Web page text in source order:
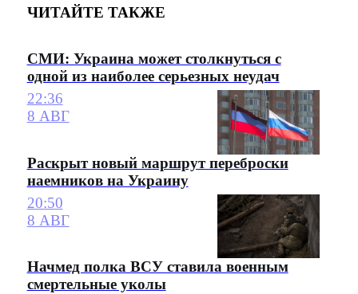
ЧИТАЙТЕ ТАКЖЕ
СМИ: Украина может столкнуться с
одной из наиболее серьезных неудач
22:36
8 АВГ
Раскрыт новый маршрут переброски
наемников на Украину
20:50
8 АВГ
Начмед полка ВСУ ставила военным
смертельные уколы